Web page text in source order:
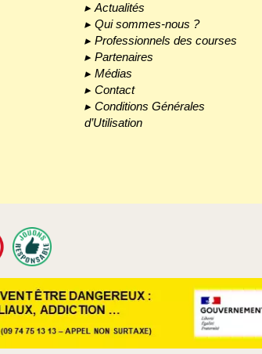
Actualités
Qui sommes-nous ?
Professionnels des courses
Partenaires
Médias
Contact
Conditions Générales
d’Utilisation